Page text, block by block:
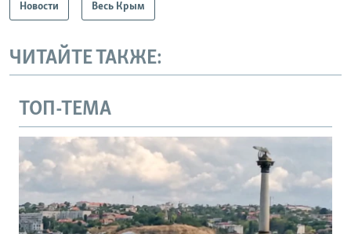
Новости Весь Крым
ЧИТАЙТЕ ТАКЖЕ:
ТОП-ТЕМА